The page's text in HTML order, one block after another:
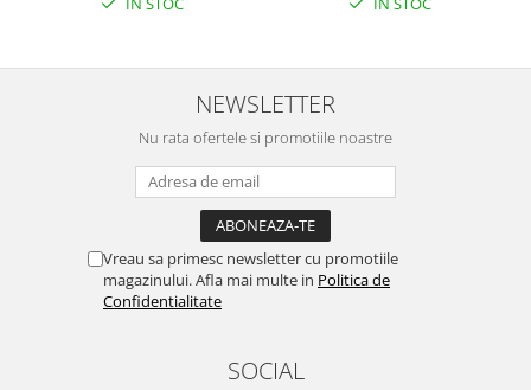
NEWSLETTER
Nu rata ofertele si promotiile noastre
Vreau sa primesc newsletter cu promotiile
magazinului. Afla mai multe in Politica de
Confidentialitate
SOCIAL